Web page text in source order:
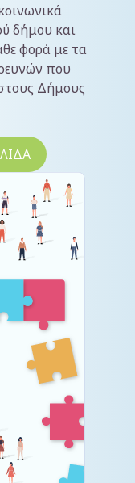
δήμου και
φορά με τα
που
Δήμους